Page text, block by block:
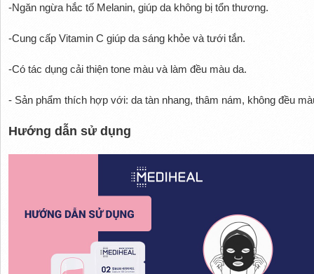
-Ngăn ngừa hắc tố Melanin, giúp da không bị tổn thương.
-Cung cấp Vitamin C giúp da sáng khỏe và tưới tắn.
-Có tác dụng cải thiện tone màu và làm đều màu da.
- Sản phẩm thích hợp với: da tàn nhang, thâm nám, không đều
Hướng dẫn sử dụng